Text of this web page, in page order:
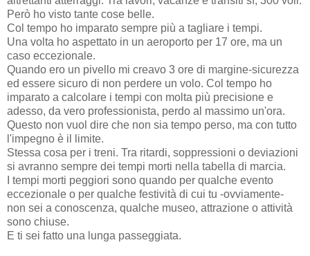
Però ho visto tante cose belle.
Col tempo ho imparato sempre più a tagliare i tempi.
Una volta ho aspettato in un aeroporto per 17 ore, ma un
caso eccezionale.
Quando ero un pivello mi creavo 3 ore di margine-sicurezza
ed essere sicuro di non perdere un volo. Col tempo ho
imparato a calcolare i tempi con molta più precisione e
adesso, da vero professionista, perdo al massimo un'ora.
Questo non vuol dire che non sia tempo perso, ma con tutto
l'impegno è il limite.
Stessa cosa per i treni. Tra ritardi, soppressioni o deviazioni
si avranno sempre dei tempi morti nella tabella di marcia.
I tempi morti peggiori sono quando per qualche evento
eccezionale o per qualche festività di cui tu -ovviamente-
non sei a conoscenza, qualche museo, attrazione o attività
sono chiuse.
E ti sei fatto una lunga passeggiata.